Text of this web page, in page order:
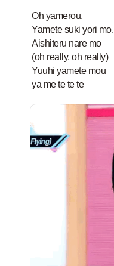
Oh yamerou,
Yamete suki yori mo.
Aishiteru nare mo
(oh really, oh really)
Yuuhi yamete mou
ya me te te te